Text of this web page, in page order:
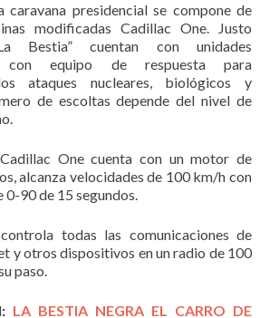
caravana presidencial se compone de
modificadas Cadillac One. Justo
Bestia” cuentan con unidades
con equipo de respuesta para
ataques nucleares, biológicos y
de escoltas depende del nivel de
One cuenta con un motor de
alcanza velocidades de 100 km/h con
0-90 de 15 segundos.
todas las comunicaciones de
y otros dispositivos en un radio de 100
paso.
LA BESTIA NEGRA EL CARRO DE